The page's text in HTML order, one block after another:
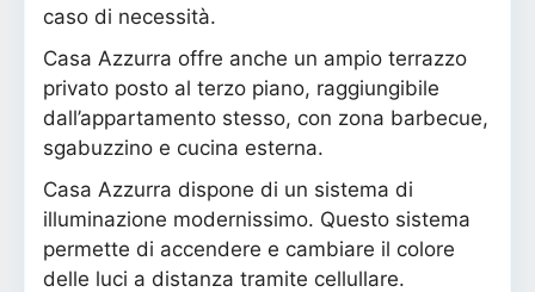
caso di necessità.
Casa Azzurra offre anche un ampio terrazzo
privato posto al terzo piano, raggiungibile
dall’appartamento stesso, con zona barbecue,
sgabuzzino e cucina esterna.
Casa Azzurra dispone di un sistema di
illuminazione modernissimo. Questo sistema
permette di accendere e cambiare il colore
delle luci a distanza tramite cellullare.